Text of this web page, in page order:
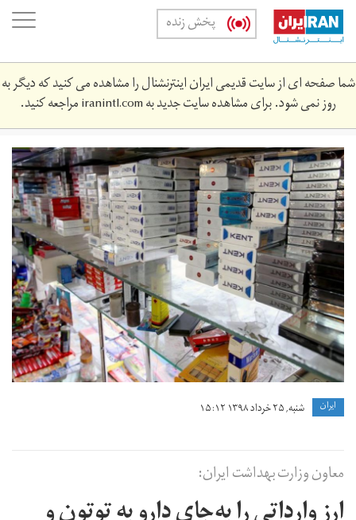
Skip
main
content
پخش زنده
شما صفحه ای از سایت قدیمی ایران اینترنشنال را مشاهده می کنید که دیگر به
روز نمی شود. برای مشاهده سایت جدید بهiranintl.comمراجعه کنید.
sygr.jpg
ايران شنبه, ۲۵ خرداد ۱۳۹۸ ۱۵:۱۲
معاون وزارت بهداشت ایران: